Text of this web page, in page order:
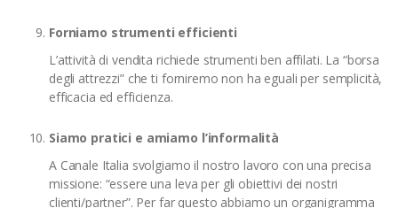
Forniamo strumenti efficienti
L’attività di vendita richiede strumenti ben affilati. La “borsa
degli attrezzi” che ti forniremo non ha eguali per semplicità,
efficacia ed efficienza.
Siamo pratici e amiamo l’informalità
A Canale Italia svolgiamo il nostro lavoro con una precisa
missione: “essere una leva per gli obiettivi dei nostri
clienti/partner”. Per far questo abbiamo un organigramma